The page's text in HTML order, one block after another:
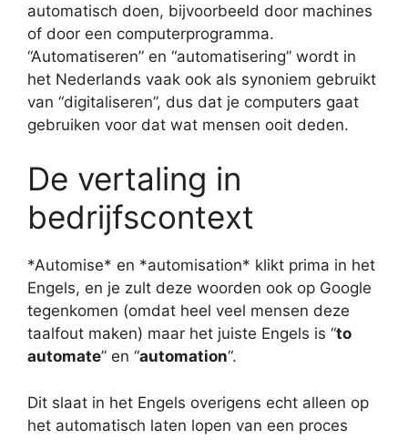
automatisch doen, bijvoorbeeld door machines
of door een computerprogramma.
“Automatiseren” en “automatisering” wordt in
het Nederlands vaak ook als synoniem gebruikt
van “digitaliseren”, dus dat je computers gaat
gebruiken voor dat wat mensen ooit deden.
De vertaling in
bedrijfscontext
*Automise* en *automisation* klikt prima in het
Engels, en je zult deze woorden ook op Google
tegenkomen (omdat heel veel mensen deze
taalfout maken) maar het juiste Engels is “to
automate” en “automation“.
Dit slaat in het Engels overigens echt alleen op
het automatisch laten lopen van een proces